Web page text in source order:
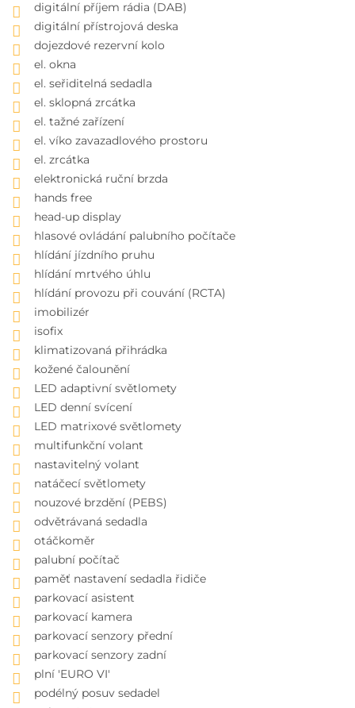
digitální příjem rádia (DAB)
digitální přístrojová deska
dojezdové rezervní kolo
el. okna
el. seřiditelná sedadla
el. sklopná zrcátka
el. tažné zařízení
el. víko zavazadlového prostoru
el. zrcátka
elektronická ruční brzda
hands free
head-up display
hlasové ovládání palubního počítače
hlídání jízdního pruhu
hlídání mrtvého úhlu
hlídání provozu při couvání (RCTA)
imobilizér
isofix
klimatizovaná přihrádka
kožené čalounění
LED adaptivní světlomety
LED denní svícení
LED matrixové světlomety
multifunkční volant
nastavitelný volant
natáčecí světlomety
nouzové brzdění (PEBS)
odvětrávaná sedadla
otáčkoměr
palubní počítač
paměť nastavení sedadla řidiče
parkovací asistent
parkovací kamera
parkovací senzory přední
parkovací senzory zadní
plní 'EURO VI'
podélný posuv sedadel